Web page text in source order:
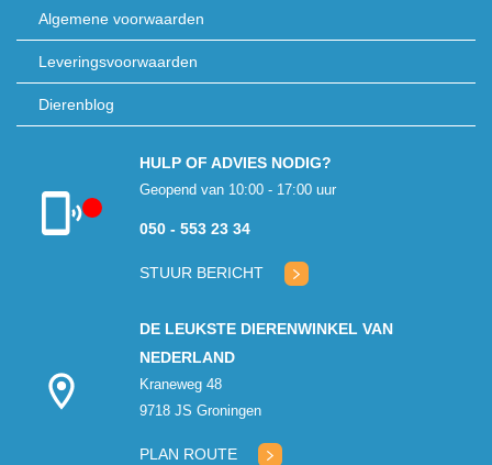
Algemene voorwaarden
Leveringsvoorwaarden
Dierenblog
Klantenservice
HULP OF ADVIES NODIG?
Geopend van 10:00 - 17:00 uur
050 - 553 23 34
STUUR BERICHT
DE LEUKSTE DIERENWINKEL VAN
NEDERLAND
Kraneweg 48
9718 JS Groningen
PLAN ROUTE